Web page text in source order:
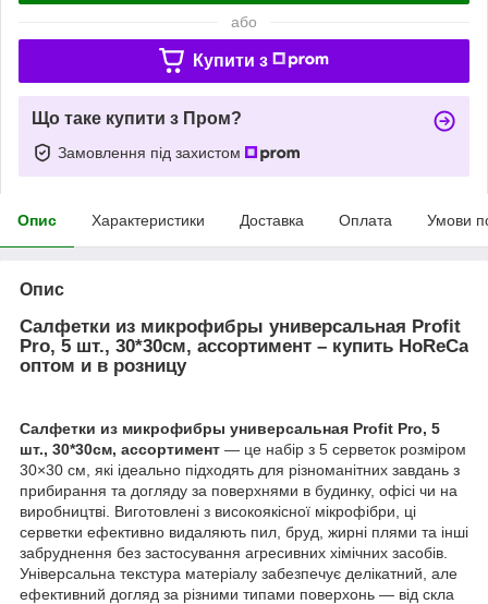
або
Купити з
Що таке купити з Пром?
Замовлення під захистом
Опис Характеристики Доставка Оплата Умови
Опис
Салфетки из микрофибры универсальная Profit
Pro, 5 шт., 30*30см, ассортимент – купить HoReCa
оптом и в розницу
Салфетки из микрофибры универсальная Profit Pro, 5
шт., 30*30см, ассортимент — це набір з 5 серветок розміром
30×30 см, які ідеально підходять для різноманітних завдань з
прибирання та догляду за поверхнями в будинку, офісі чи на
виробництві. Виготовлені з високоякісної мікрофібри, ці
серветки ефективно видаляють пил, бруд, жирні плями та інші
забруднення без застосування агресивних хімічних засобів.
Універсальна текстура матеріалу забезпечує делікатний, але
ефективний догляд за різними типами поверхонь — від скла